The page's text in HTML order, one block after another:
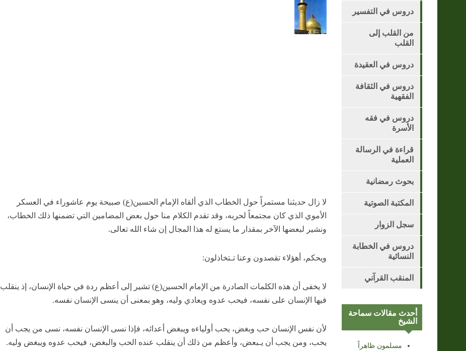
دروس في التفسير
من القلب إلى
القلب
دروس في العقيدة
دروس في الثقافة
الفقهية
دروس في فقه
الأسرة
قراءة في الرسالة
العملية
بحوث رمضانية
المكتبة الصوتية
سجل الزوار
دروس في الخطابة
النسائية
المنقب القرآني
أحدث مقالات سماحة
الشيخ
مسلمون ظاهراً
لا زال حديثنا مستمراً حول الخطاب الذي ألقاه الإمام الحسين(ع) صبيحة يوم عاشوراء في العسكر
الأموي الذي كان مجتمعاً لحربه، وقد تقدم الكلام منا حول بعض المضامين التي تضمنها ذلك الخطاب،
ونشير لبعضها الآخر بمقدار ما يستع له هذا المجال إن شاء الله تعالى.
ويحكم، أهؤلاء تقصدون وعنا تـتخاذلون:
لا يخفى أن هذه الكلمات الصادرة من الإمام الحسين(ع) تشير إلى أعظم ردة في حياة الإنسان، إذ ينقلب
فيها الإنسان على نفسه، فيحب عدوه ويعادي وليه، وهو بمعنى أن ينسى الإنسان نفسه.
لأن نفس الإنسان حب وبغض، يحب أولياءه ويبغض أعدائه، فإذا نسى الإنسان نفسه، نسى من يجب أن
يحب، ومن يجب أن يـبعض، وأعظم من ذلك أن ينقلب عنده الحب والبغض، فيحب عدوه ويبغض وليه.